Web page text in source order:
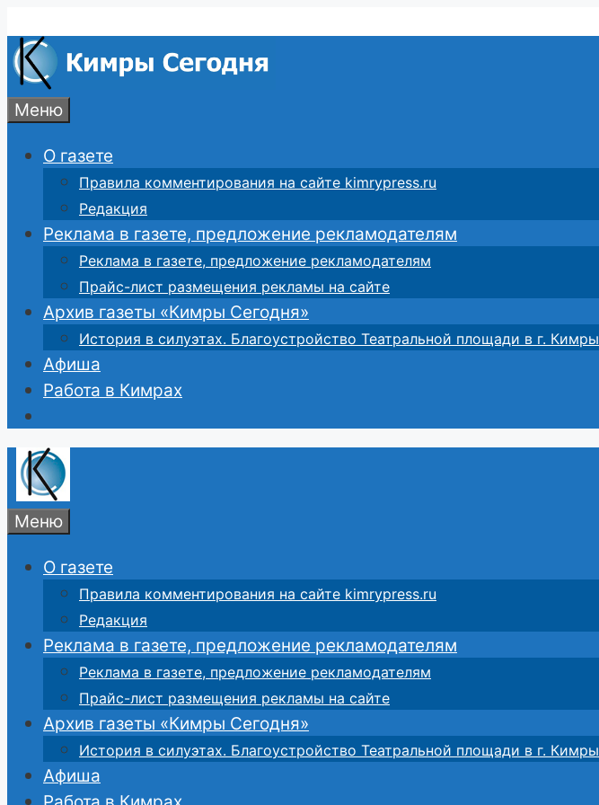
к
содержимому
Меню
О газете
Правила комментирования на сайте kimrypress.ru
Редакция
Реклама в газете, предложение рекламодателям
Реклама в газете, предложение рекламодателям
Прайс-лист размещения рекламы на сайте
Архив газеты «Кимры Сегодня»
История в силуэтах. Благоустройство Театральной площади в г. Кимры
Афиша
Работа в Кимрах
Меню
О газете
Правила комментирования на сайте kimrypress.ru
Редакция
Реклама в газете, предложение рекламодателям
Реклама в газете, предложение рекламодателям
Прайс-лист размещения рекламы на сайте
Архив газеты «Кимры Сегодня»
История в силуэтах. Благоустройство Театральной площади в г. Кимры
Афиша